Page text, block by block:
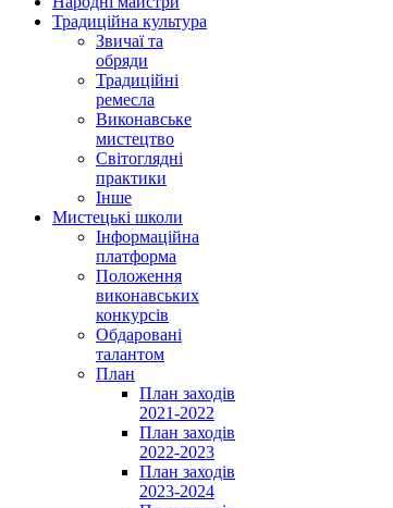
Традиційна культура
Звичаї та
обряди
Традиційні
ремесла
Виконавське
мистецтво
Світоглядні
практики
Інше
Мистецькі школи
Інформаційна
платформа
Положення
виконавських
конкурсів
Обдаровані
талантом
План
План заходів
2021-2022
План заходів
2022-2023
План заходів
2023-2024